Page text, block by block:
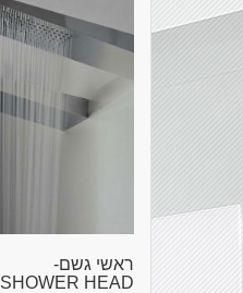
ראשי גשם-
SHOWER HEAD